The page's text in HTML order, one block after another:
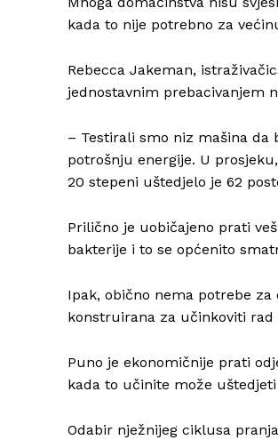
kada to nije potrebno za
Rebecca Jakeman,
jednostavnim prebacivanjem
– Testirali smo niz mašina
potrošnju energije. U
20 stepeni uštedjelo je 62
Prilično je uobičajeno prati
bakterije i to se općenito
Ipak, obično nema potrebe
konstruirana za učinkoviti
Puno je ekonomičnije prati
kada to učinite može uštedjeti
Odabir nježnijeg ciklusa